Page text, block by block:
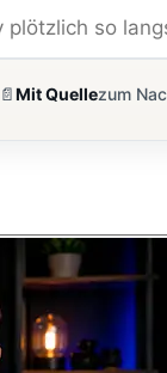
📄Mit Quellezum